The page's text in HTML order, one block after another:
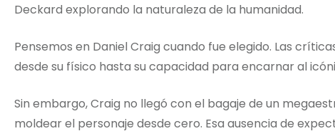
Deckard explorando la naturaleza de la humanidad.
Pensemos en Daniel Craig cuando fue elegido. Las
desde su físico hasta su capacidad para encarnar al
Sin embargo, Craig no llegó con el bagaje de un
moldear el personaje desde cero. Esa ausencia de